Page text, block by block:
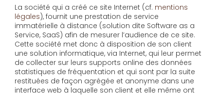
La société qui a créé ce site Internet (cf. mentions
légales), fournit une prestation de service
immatérielle à distance (solution dite Software as a
Service, SaaS) afin de mesurer l’audience de ce site.
Cette société met donc à disposition de son client
une solution informatique, via Internet, qui leur permet
de collecter sur leurs supports online des données
statistiques de fréquentation et qui sont par la suite
restituées de façon agrégée et anonyme dans une
interface web à laquelle son client et elle même ont